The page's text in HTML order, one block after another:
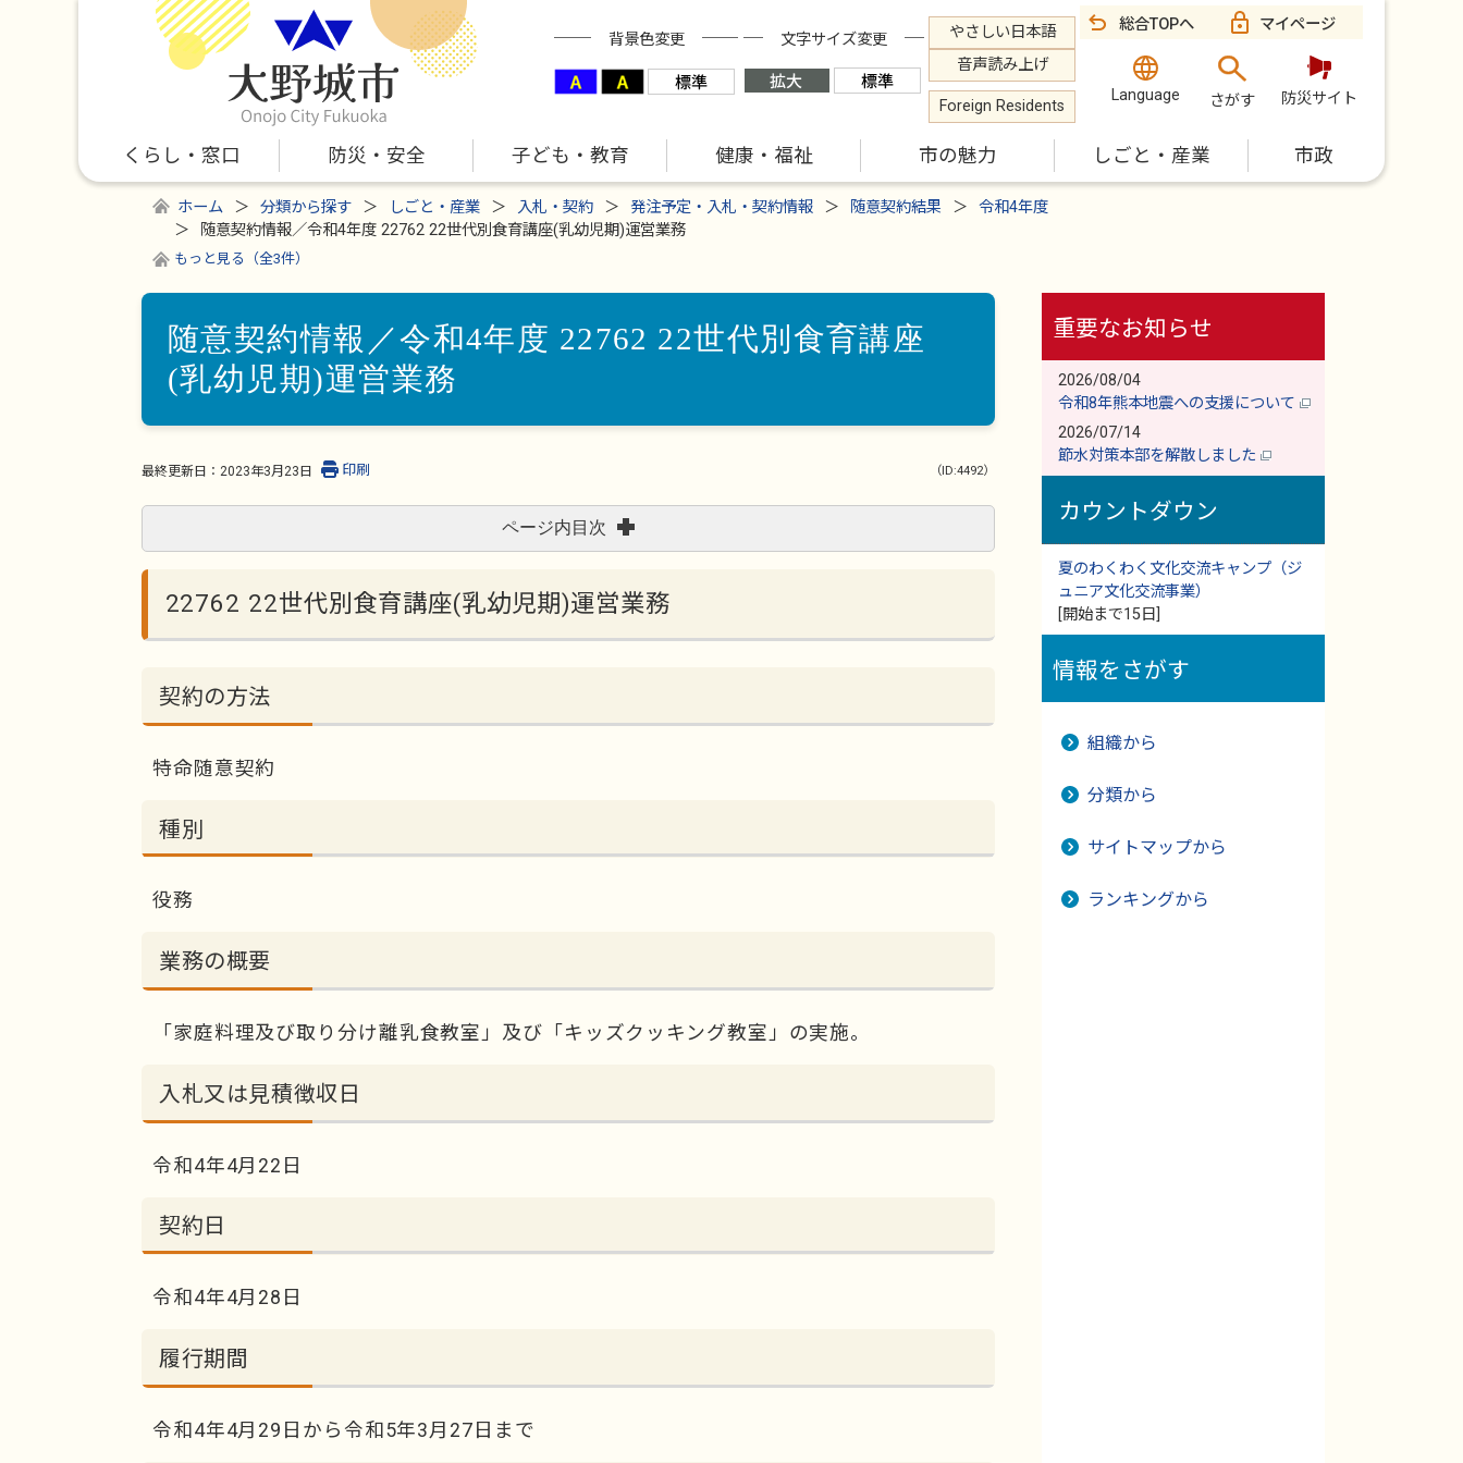
背景色変更 文字サイズ変更
やさしい日本語
音声読み上げ
Foreign Residents
総合TOPへ マイページ
Language さがす 防災サイト
くらし・窓口 防災・安全 子ども・教育 健康・福祉 市の魅力 しごと・産業 市政
ホーム 分類から探す しごと・産業 入札・契約 発注予定・入札・契約情報 随意契約結果
令和4年度
随意契約情報／令和4年度 22762 22世代別食育講座(乳幼児期)運営業務
もっと見る（全3件）
随意契約情報／令和4年度 22762 22世代別食育講座
(乳幼児期)運営業務
最終更新日： 2023年3月23日 （ID:4492）
印刷
ページ内目次
22762 22世代別食育講座(乳幼児期)運営業務
契約の方法
特命随意契約
種別
役務
業務の概要
「家庭料理及び取り分け離乳食教室」及び「キッズクッキング教室」の実施。
入札又は見積徴収日
令和4年4月22日
契約日
令和4年4月28日
履行期間
令和4年4月29日から令和5年3月27日まで
重要なお知らせ
2026/08/04
令和8年熊本地震への支援について
2026/07/14
節水対策本部を解散しました
カウントダウン
夏のわくわく文化交流キャンプ（ジ
ュニア文化交流事業）
[開始まで15日]
情報をさがす
組織から
分類から
サイトマップから
ランキングから